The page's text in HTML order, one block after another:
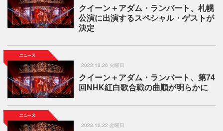
クイーン＋アダム・ランバート、札幌
公演に出演するスペシャル・ゲストが
決定
2023.12.26 火曜日
クイーン＋アダム・ランバート、第74
回NHK紅白歌合戦の曲順が明らかに
2023.12.22 金曜日